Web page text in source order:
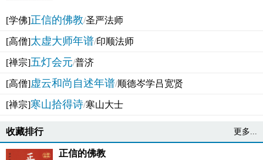
[学佛]正信的佛教/圣严法师
[高僧]太虚大师年谱/印顺法师
[禅宗]五灯会元/普济
[高僧]虚云和尚自述年谱/顺德岑学吕宽贤
[禅宗]寒山拾得诗/寒山大士
收藏排行 更多...
正信的佛教